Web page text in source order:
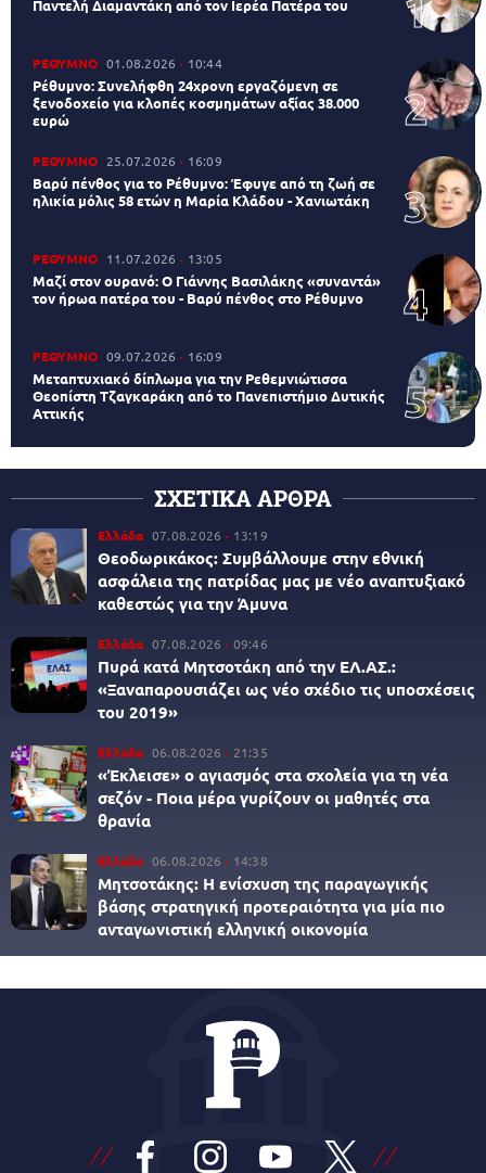
Παντελή Διαμαντάκη από τον Ιερέα Πατέρα του
ΡΕΘΥΜΝΟ 01.08.2026 10:44
Ρέθυμνο: Συνελήφθη 24χρονη εργαζόμενη σε
ξενοδοχείο για κλοπές κοσμημάτων αξίας 38.000
ευρώ
ΡΕΘΥΜΝΟ 25.07.2026 16:09
Βαρύ πένθος για το Ρέθυμνο: Έφυγε από τη ζωή σε
ηλικία μόλις 58 ετών η Μαρία Κλάδου - Χανιωτάκη
ΡΕΘΥΜΝΟ 11.07.2026 13:05
Μαζί στον ουρανό: Ο Γιάννης Βασιλάκης «συναντά»
τον ήρωα πατέρα του - Βαρύ πένθος στο Ρέθυμνο
ΡΕΘΥΜΝΟ 09.07.2026 16:09
Μεταπτυχιακό δίπλωμα για την Ρεθεμνιώτισσα
Θεοπίστη Τζαγκαράκη από το Πανεπιστήμιο Δυτικής
Αττικής
ΣΧΕΤΙΚΑ ΑΡΘΡΑ
Ελλάδα 07.08.2026 13:19
Θεοδωρικάκος: Συμβάλλουμε στην εθνική
ασφάλεια της πατρίδας μας με νέο αναπτυξιακό
καθεστώς για την Άμυνα
Ελλάδα 07.08.2026 09:46
Πυρά κατά Μητσοτάκη από την ΕΛ.ΑΣ.:
«Ξαναπαρουσιάζει ως νέο σχέδιο τις υποσχέσεις
του 2019»
Ελλάδα 06.08.2026 21:35
«Έκλεισε» ο αγιασμός στα σχολεία για τη νέα
σεζόν - Ποια μέρα γυρίζουν οι μαθητές στα
θρανία
Ελλάδα 06.08.2026 14:38
Μητσοτάκης: Η ενίσχυση της παραγωγικής
βάσης στρατηγική προτεραιότητα για μία πιο
ανταγωνιστική ελληνική οικονομία